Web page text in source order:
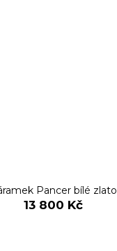
Pancer bílé zlato
13 800 Kč